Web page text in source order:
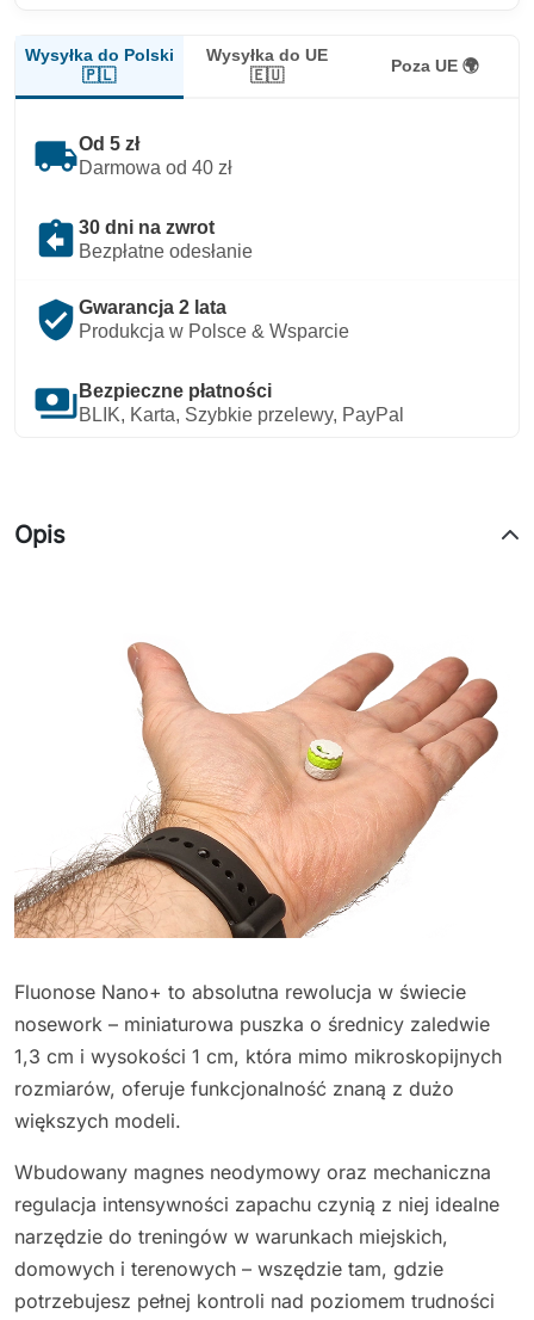
Wysyłka do Polski
🇵🇱
Wysyłka do UE
🇪🇺
Poza UE 🌍
local_shippingOd 5 zł
Darmowa od 40 zł
assignment_return 30 dni na zwrot
Bezpłatne odesłanie
verified_user Gwarancja 2 lata
Produkcja w Polsce & Wsparcie
payments Bezpieczne płatności
BLIK, Karta, Szybkie przelewy, PayPal
Opis
Fluonose Nano+ to absolutna rewolucja w świecie
nosework – miniaturowa puszka o średnicy zaledwie
1,3 cm i wysokości 1 cm, która mimo mikroskopijnych
rozmiarów, oferuje funkcjonalność znaną z dużo
większych modeli.
Wbudowany magnes neodymowy oraz mechaniczna
regulacja intensywności zapachu czynią z niej idealne
narzędzie do treningów w warunkach miejskich,
domowych i terenowych – wszędzie tam, gdzie
potrzebujesz pełnej kontroli nad poziomem trudności